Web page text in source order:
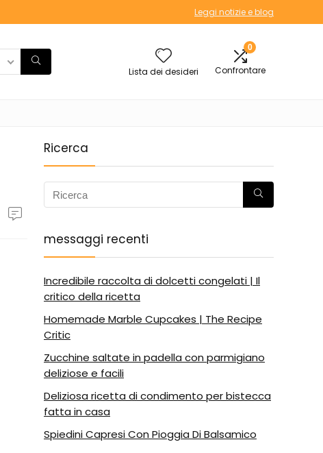
Leggi notizie e blog
Lista dei desideri
0
Confrontare
Ricerca
messaggi recenti
Incredibile raccolta di dolcetti congelati | Il
critico della ricetta
Homemade Marble Cupcakes | The Recipe
Critic
Zucchine saltate in padella con parmigiano
deliziose e facili
Deliziosa ricetta di condimento per bistecca
fatta in casa
Spiedini Capresi Con Pioggia Di Balsamico